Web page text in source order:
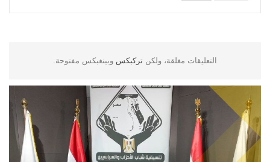
التعليقات مغلقة، ولكن تركبكس وبينغبكس مفتوحة.